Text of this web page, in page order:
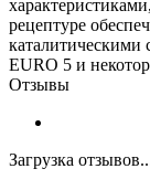
рецептуре
каталитическими
EURO 5 и
Отзывы
Загрузка